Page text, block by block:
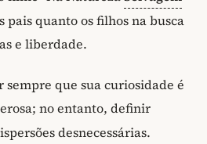
quanto os filhos na busca
e liberdade.
que sua curiosidade é
no entanto, definir
desnecessárias.